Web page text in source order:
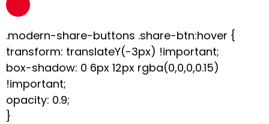
.modern-share-buttons .share-btn:hover {
transform: translateY(-3px) !important;
box-shadow: 0 6px 12px rgba(0,0,0,0.15)
!important;
opacity: 0.9;
}